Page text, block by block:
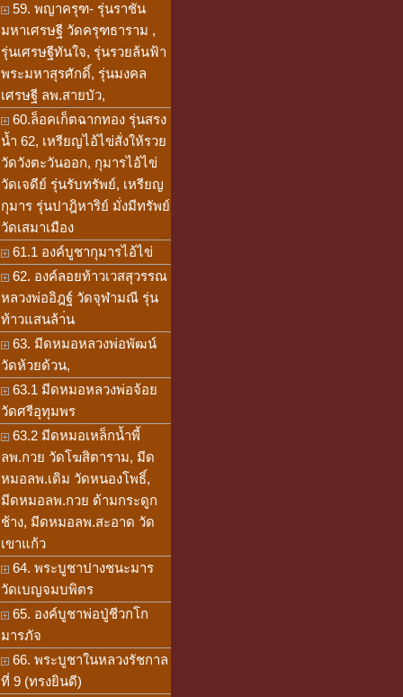
59. พญาครุฑ- รุ่นราชัน
มหาเศรษฐี วัดครุฑธาราม ,
รุ่นเศรษฐีทันใจ, รุ่นรวยล้นฟ้า
พระมหาสุรศักดิ์, รุ่นมงคล
เศรษฐี ลพ.สายบัว,
60.ล็อคเก็ตฉากทอง รุ่นสรง
น้ำ 62, เหรียญไอ้ไข่สั่งให้รวย
วัดวังตะวันออก, กุมารไอ้ไข่
วัดเจดีย์ รุ่นรับทรัพย์, เหรียญ
กุมาร รุ่นปาฎิหาริย์ มั่งมีทรัพย์
วัดเสมาเมือง
61.1 องค์บูชากุมารไอ้ไข่
62. องค์ลอยท้าวเวสสุวรรณ
หลวงพ่ออิฎฐ์ วัดจุฬามณี รุ่น
ท้าวแสนล้า่น
63. มีดหมอหลวงพ่อพัฒน์
วัดห้วยด้วน,
63.1 มีดหมอหลวงพ่อจ้อย
วัดศรีอุทุมพร
63.2 มีดหมอเหล็กน้ำพี้
ลพ.กวย วัดโฆสิตาราม, มีด
หมอลพ.เดิม วัดหนองโพธิ์,
มีดหมอลพ.กวย ด้ามกระดูก
ช้าง, มีดหมอลพ.สะอาด วัด
เขาแก้ว
64. พระบูชาปางชนะมาร
วัดเบญจมบพิตร
65. องค์บูชาพ่อปู่ชีวกโก
มารภัจ
66. พระบูชาในหลวงรัชกาล
ที่ 9 (ทรงยินดี)